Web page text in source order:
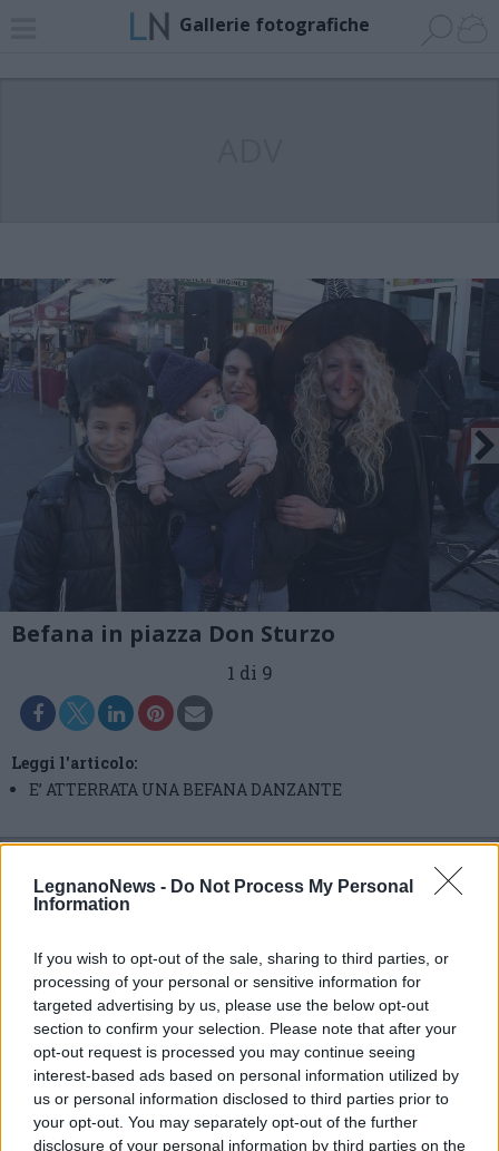
LegnanoNews - Do Not Process My Personal
Information
If you wish to opt-out of the sale, sharing to third parties, or
processing of your personal or sensitive information for
targeted advertising by us, please use the below opt-out
section to confirm your selection. Please note that after your
opt-out request is processed you may continue seeing
interest-based ads based on personal information utilized by
us or personal information disclosed to third parties prior to
your opt-out. You may separately opt-out of the further
disclosure of your personal information by third parties on the
Gallerie fotografiche
Befana in piazza Don Sturzo
1 di 9
Leggi l'articolo:
E’ ATTERRATA UNA BEFANA DANZANTE